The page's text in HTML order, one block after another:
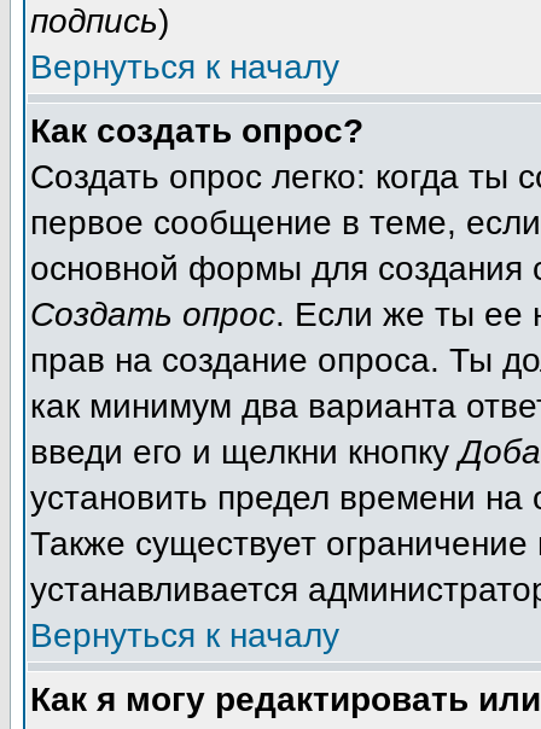
подпись)
Вернуться к началу
Как создать опрос?
Создать опрос легко: когда ты
первое сообщение в теме,
основной формы для
Создать опрос. Если же ты ее
прав на создание опроса. Ты
как минимум два варианта
введи его и щелкни кнопку
установить предел времени на
Также существует
устанавливается
Вернуться к началу
Как я могу редактировать